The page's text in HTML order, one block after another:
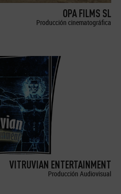
OPA FILMS SL
Producción cinematográfica
VITRUVIAN ENTERTAINMENT
Producción Audiovisual